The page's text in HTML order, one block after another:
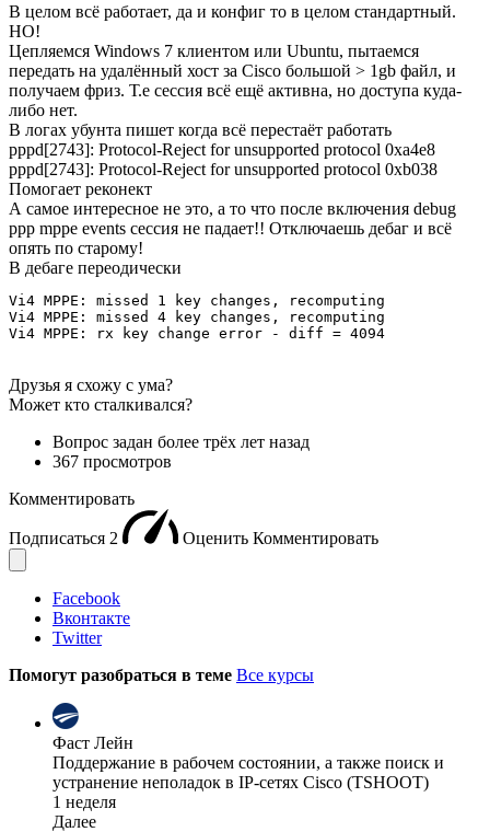
В целом всё работает, да и конфиг то в целом стандартный.
НО!
Цепляемся Windows 7 клиентом или Ubuntu, пытаемся
передать на удалённый хост за Cisco большой > 1gb файл, и
получаем фриз. Т.е сессия всё ещё активна, но доступа куда-
либо нет.
В логах убунта пишет когда всё перестаёт работать
pppd[2743]: Protocol-Reject for unsupported protocol 0xa4e8
pppd[2743]: Protocol-Reject for unsupported protocol 0xb038
Помогает реконект
А самое интересное не это, а то что после включения debug
ppp mppe events сессия не падает!! Отключаешь дебаг и всё
опять по старому!
В дебаге переодически
Vi4 MPPE: missed 1 key changes, recomputing
Vi4 MPPE: missed 4 key changes, recomputing
Vi4 MPPE: rx key change error - diff = 4094
Друзья я схожу с ума?
Может кто сталкивался?
Вопрос задан более трёх лет назад
367 просмотров
Комментировать
Подписаться 2 Оценить Комментировать
Facebook
Вконтакте
Twitter
Помогут разобраться в теме Все курсы
Фаст Лейн
Поддержание в рабочем состоянии, а также поиск и
устранение неполадок в IP-сетях Cisco (TSHOOT)
1 неделя
Далее